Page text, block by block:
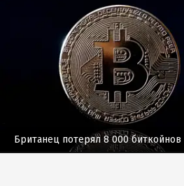
Британец потерял 8 000 биткойнов